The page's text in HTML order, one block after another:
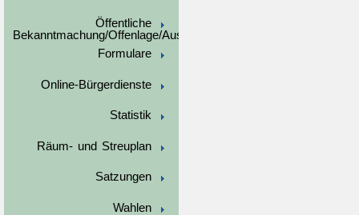
Öffentliche
Bekanntmachung/Offenlage/Ausschreibungen
Formulare
Online-Bürgerdienste
Statistik
Räum- und Streuplan
Satzungen
Wahlen